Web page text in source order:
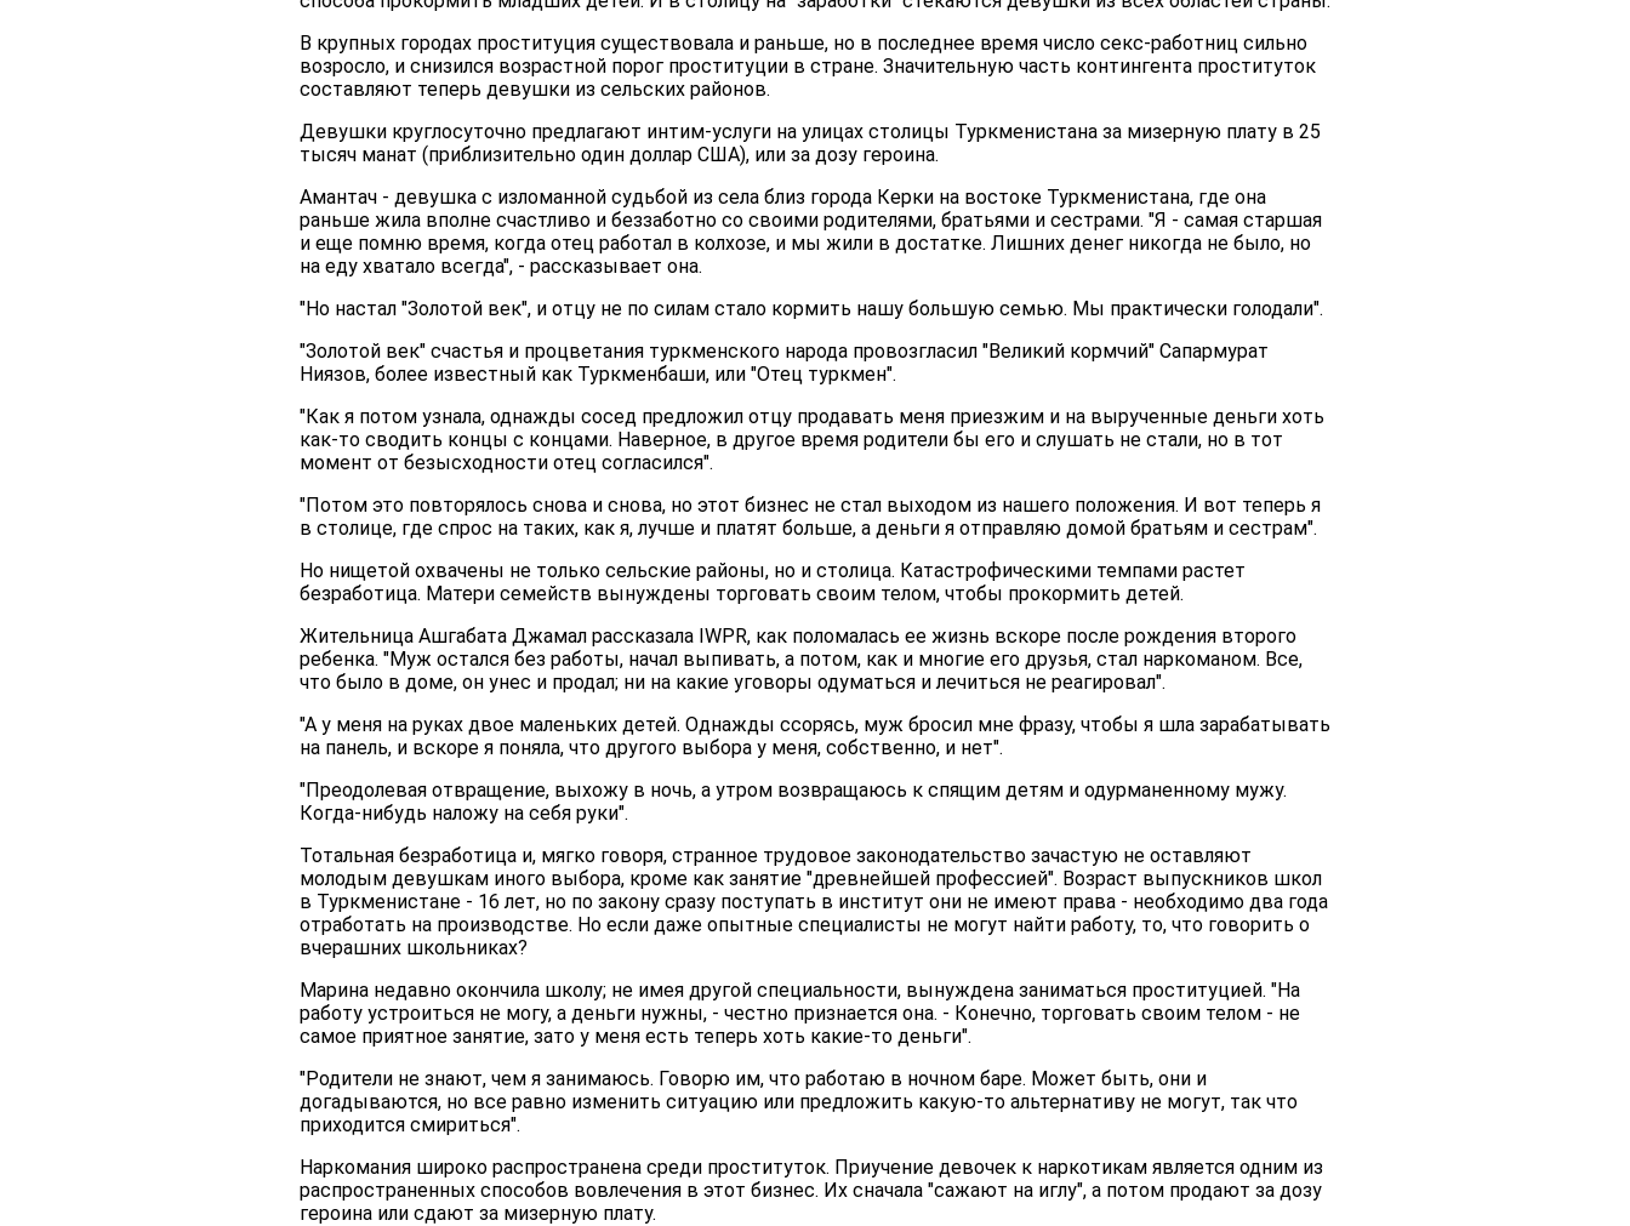
В крупных городах проституция существовала и раньше, но в последнее время число секс-работниц сильно
возросло, и снизился возрастной порог проституции в стране. Значительную часть контингента проституток
составляют теперь девушки из сельских районов.
Девушки круглосуточно предлагают интим-услуги на улицах столицы Туркменистана за мизерную плату в 25
тысяч манат (приблизительно один доллар США), или за дозу героина.
Амантач - девушка с изломанной судьбой из села близ города Керки на востоке Туркменистана, где она
раньше жила вполне счастливо и беззаботно со своими родителями, братьями и сестрами. "Я - самая старшая
и еще помню время, когда отец работал в колхозе, и мы жили в достатке. Лишних денег никогда не было, но
на еду хватало всегда", - рассказывает она.
"Но настал "Золотой век", и отцу не по силам стало кормить нашу большую семью. Мы практически голодали".
"Золотой век" счастья и процветания туркменского народа провозгласил "Великий кормчий" Сапармурат
Ниязов, более известный как Туркменбаши, или "Отец туркмен".
"Как я потом узнала, однажды сосед предложил отцу продавать меня приезжим и на вырученные деньги хоть
как-то сводить концы с концами. Наверное, в другое время родители бы его и слушать не стали, но в тот
момент от безысходности отец согласился".
"Потом это повторялось снова и снова, но этот бизнес не стал выходом из нашего положения. И вот теперь я
в столице, где спрос на таких, как я, лучше и платят больше, а деньги я отправляю домой братьям и сестрам".
Но нищетой охвачены не только сельские районы, но и столица. Катастрофическими темпами растет
безработица. Матери семейств вынуждены торговать своим телом, чтобы прокормить детей.
Жительница Ашгабата Джамал рассказала IWPR, как поломалась ее жизнь вскоре после рождения второго
ребенка. "Муж остался без работы, начал выпивать, а потом, как и многие его друзья, стал наркоманом. Все,
что было в доме, он унес и продал; ни на какие уговоры одуматься и лечиться не реагировал".
"А у меня на руках двое маленьких детей. Однажды ссорясь, муж бросил мне фразу, чтобы я шла зарабатывать
на панель, и вскоре я поняла, что другого выбора у меня, собственно, и нет".
"Преодолевая отвращение, выхожу в ночь, а утром возвращаюсь к спящим детям и одурманенному мужу.
Когда-нибудь наложу на себя руки".
Тотальная безработица и, мягко говоря, странное трудовое законодательство зачастую не оставляют
молодым девушкам иного выбора, кроме как занятие "древнейшей профессией". Возраст выпускников школ
в Туркменистане - 16 лет, но по закону сразу поступать в институт они не имеют права - необходимо два года
отработать на производстве. Но если даже опытные специалисты не могут найти работу, то, что говорить о
вчерашних школьниках?
Марина недавно окончила школу; не имея другой специальности, вынуждена заниматься проституцией. "На
работу устроиться не могу, а деньги нужны, - честно признается она. - Конечно, торговать своим телом - не
самое приятное занятие, зато у меня есть теперь хоть какие-то деньги".
"Родители не знают, чем я занимаюсь. Говорю им, что работаю в ночном баре. Может быть, они и
догадываются, но все равно изменить ситуацию или предложить какую-то альтернативу не могут, так что
приходится смириться".
Наркомания широко распространена среди проституток. Приучение девочек к наркотикам является одним из
распространенных способов вовлечения в этот бизнес. Их сначала "сажают на иглу", а потом продают за дозу
героина или сдают за мизерную плату.